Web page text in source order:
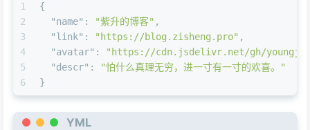
1
2
3
4
5
6
{
"name" : "紫升的博客" ,
"link" : "https://blog.zisheng.pro" ,
"avatar" :
"https://cdn.jsdelivr.net/gh/
"descr" :
"怕什么真理无穷，进一寸有一寸的欢喜。"
}
YML